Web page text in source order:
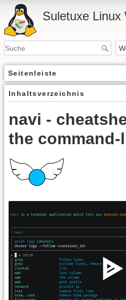
Suletuxe Linux
Seitenleiste
Inhaltsverzeichnis
navi -
the command-